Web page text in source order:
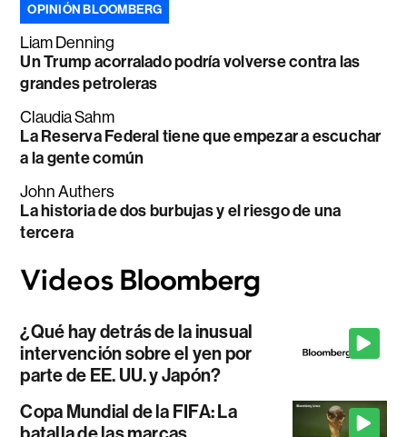
OPINIÓN BLOOMBERG
Liam Denning
Un Trump acorralado podría volverse contra las
grandes petroleras
Claudia Sahm
La Reserva Federal tiene que empezar a escuchar
a la gente común
John Authers
La historia de dos burbujas y el riesgo de una
tercera
¿Qué hay detrás de la inusual
intervención sobre el yen por
parte de EE. UU. y Japón?
Copa Mundial de la FIFA: La